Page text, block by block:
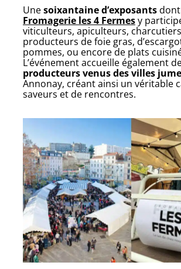
Unesoixantaine d’exposantsdont
Fromagerie les 4 Fermesy
viticulteurs, apiculteurs,
producteurs de foie gras,
pommes, ou encore de plats
L’événement accueille également
producteurs venus des villes
Annonay, créant ainsi un véritable
saveurs et de rencontres.